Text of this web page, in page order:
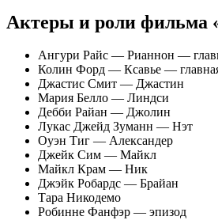
Актеры и роли фильма
Ангури Райс — Рианнон —
Колин Форд — Ксавье —
Джастис Смит — Джастин
Мария Белло — Линдси
Дебби Райан — Джолин
Лукас Джейд Зуманн — Нэт
Оуэн Тиг — Александер
Джейк Сим — Майкл
Майкл Крам — Ник
Джэйк Робардс — Брайан
Тара Никодемо
Робинне Фанфэр — эпизод